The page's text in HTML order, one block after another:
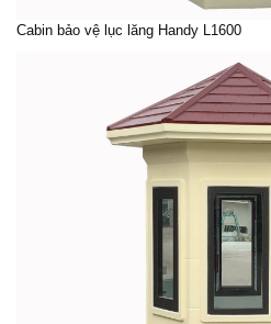
Cabin bảo vệ lục lăng Handy L1600